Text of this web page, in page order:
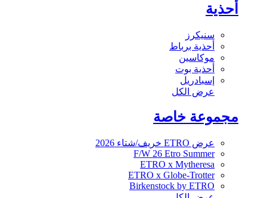
أحذية
سنيكرز
أحذية برباط
موكاسين
أحذية بوت
إسبادريل
عرض الكل
مجموعة خاصة
عرض ETRO خريف/شتاء 2026
F/W 26 Etro Summer
ETRO x Mytheresa
ETRO x Globe-Trotter
Birkenstock by ETRO